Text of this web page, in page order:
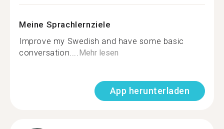
Meine Sprachlernziele
Improve my Swedish and have some basic
conversation.... Mehr lesen
App herunterladen